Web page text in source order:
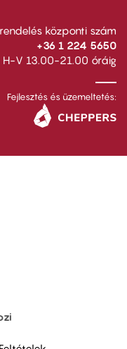
központi szám
+36 1 224 5650
H-V 13.00-21.00 óráig
Fejlesztés és üzemeltetés: